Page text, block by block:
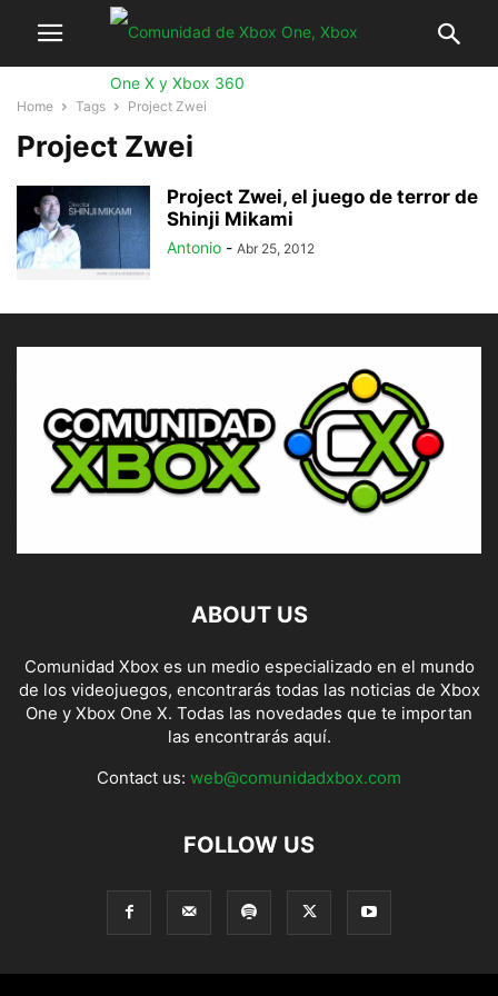
Home Tags Project Zwei
Project Zwei
Project Zwei, el juego de terror de
Shinji Mikami
Antonio - Abr 25, 2012
ABOUT US
Comunidad Xbox es un medio especializado en el mundo
de los videojuegos, encontrarás todas las noticias de Xbox
One y Xbox One X. Todas las novedades que te importan
las encontrarás aquí.
Contact us: web@comunidadxbox.com
FOLLOW US